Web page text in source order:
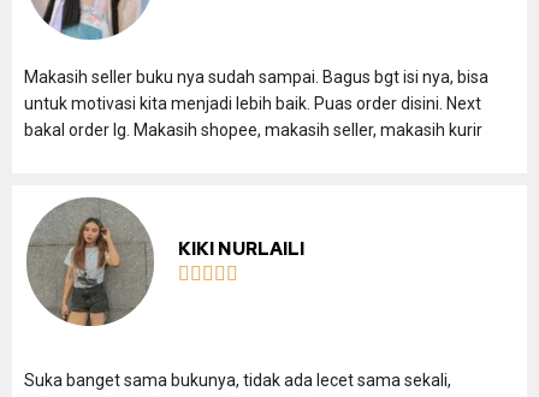
Makasih seller buku nya sudah sampai. Bagus bgt isi nya, bisa
untuk motivasi kita menjadi lebih baik. Puas order disini. Next
bakal order lg. Makasih shopee, makasih seller, makasih kurir
KIKI NURLAILI
    
Suka banget sama bukunya, tidak ada lecet sama sekali,